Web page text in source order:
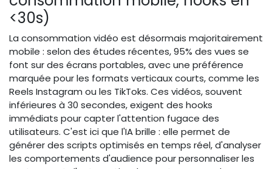
<30s)
La consommation vidéo est désormais majoritairement
mobile : selon des études récentes, 95% des vues se
font sur des écrans portables, avec une préférence
marquée pour les formats verticaux courts, comme les
Reels Instagram ou les TikToks. Ces vidéos, souvent
inférieures à 30 secondes, exigent des hooks
immédiats pour capter l'attention fugace des
utilisateurs. C'est ici que l'IA brille : elle permet de
générer des scripts optimisés en temps réel, d'analyser
les comportements d'audience pour personnaliser les